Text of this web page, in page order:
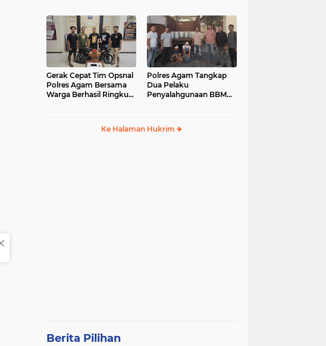
Gerak Cepat Tim Opsnal
Polres Agam Bersama
Warga Berhasil Ringkus
Polres Agam Tangkap
Dua Pelaku
Penyalahgunaan BBM
Ke Halaman Hukrim
Berita Pilihan